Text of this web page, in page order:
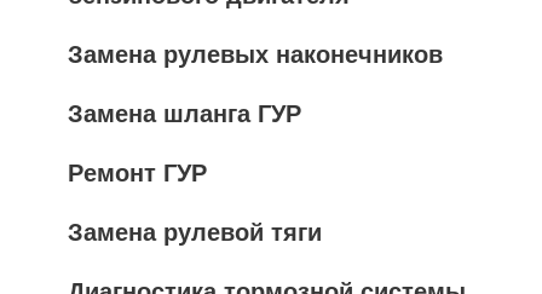
Замена рулевых наконечников
Замена шланга ГУР
Ремонт ГУР
Замена рулевой тяги